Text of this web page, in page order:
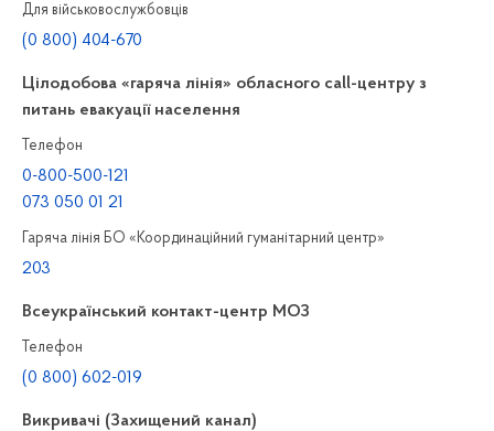
Для військовослужбовців
(0 800) 404-670
Цілодобова «гаряча лінія» обласного call-центру з
питань евакуації населення
Телефон
0-800-500-121
073 050 01 21
Гаряча лінія БО «Координаційний гуманітарний центр»
203
Всеукраїнський контакт-центр МОЗ
Телефон
(0 800) 602-019
Викривачі (Захищений канал)